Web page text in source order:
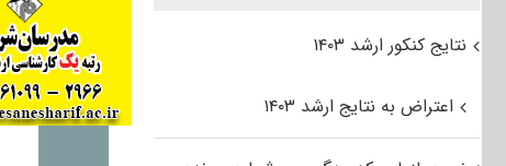
نتایج کنکور ارشد ۱۴۰۳
اعتراض به نتایج ارشد ۱۴۰۳